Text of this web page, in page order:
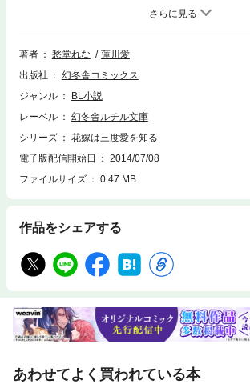
盗「blue rose」からの予告状が届く。キースが来日
が変わったと別の刑事が来日。帰宅した涼也の前に
ローランドが現れる。キースから連絡もなく落ち
著者
愁堂れな
蓮川愛
出版社
幻冬舎コミックス
ジャンル
BL小説
レーベル
幻冬舎ルチル文庫
シリーズ
花嫁は三度愛を知る
電子版配信開始日
2014/07/08
ファイルサイズ
0.47 MB
作品をシェアする
あわせてよく買われている本